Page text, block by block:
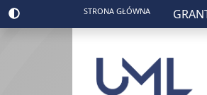
STRONA GŁÓWNA